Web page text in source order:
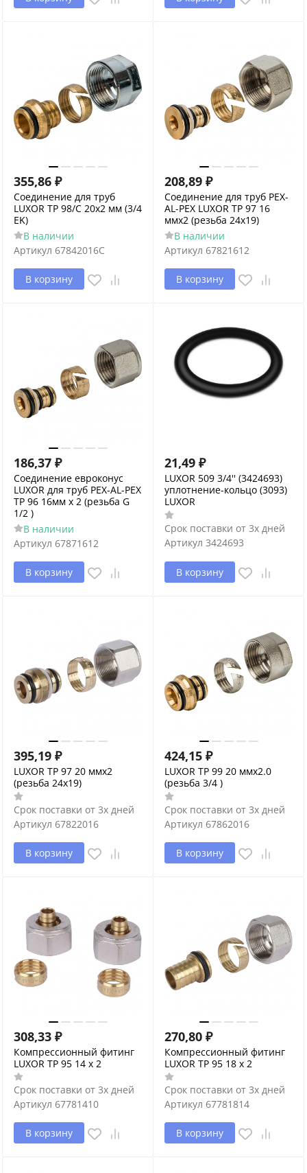
355,86 ₽
Соединение для труб
LUXOR TP 98/C 20x2 мм (3/4
EK)
В наличии
Артикул 67842016C
В корзину
208,89 ₽
Соединение для труб PEX-
AL-PEX LUXOR TP 97 16
ммх2 (резьба 24x19)
В наличии
Артикул 67821612
В корзину
186,37 ₽
Соединение евроконус
LUXOR для труб PEX-AL-PEX
TP 96 16мм х 2 (резьба G
1/2 )
В наличии
Артикул 67871612
В корзину
21,49 ₽
LUXOR 509 3/4'' (3424693)
уплотнение-кольцо (3093)
LUXOR
Срок поставки от 3х дней
Артикул 3424693
В корзину
395,19 ₽
LUXOR TP 97 20 ммх2
(резьба 24x19)
Срок поставки от 3х дней
Артикул 67822016
В корзину
424,15 ₽
LUXOR TP 99 20 ммх2.0
(резьба 3/4 )
Срок поставки от 3х дней
Артикул 67862016
В корзину
308,33 ₽
Компрессионный фитинг
LUXOR ТР 95 14 х 2
Срок поставки от 3х дней
Артикул 67781410
В корзину
270,80 ₽
Компрессионный фитинг
LUXOR ТР 95 18 х 2
Срок поставки от 3х дней
Артикул 67781814
В корзину